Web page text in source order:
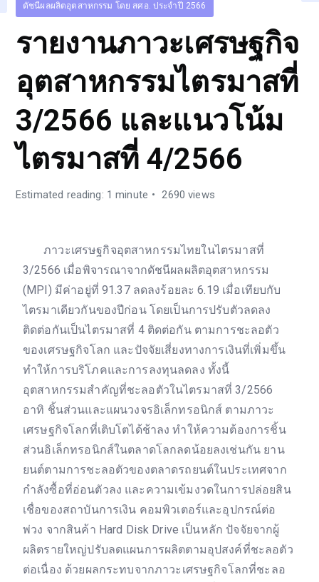
ดัชนีผลผลิตอุตสาหกรรม โดย สศอ. ประจำปี 2566
รายงานภาวะเศรษฐกิจ
อุตสาหกรรมไตรมาสที่
3/2566 และแนวโน้ม
ไตรมาสที่ 4/2566
Estimated reading: 1 minute 2690 views
ภาวะเศรษฐกิจอุตสาหกรรมไทยในไตรมาสที่
3/2566 เมื่อพิจารณาจากดัชนีผลผลิตอุตสาหกรรม
(MPI) มีค่าอยู่ที่ 91.37 ลดลงร้อยละ 6.19 เมื่อเทียบกับ
ไตรมาเดียวกันของปีก่อน โดยเป็นการปรับตัวลดลง
ติดต่อกันเป็นไตรมาสที่ 4 ติดต่อกัน ตามการชะลอตัว
ของเศรษฐกิจโลก และปัจจัยเสี่ยงทางการเงินที่เพิ่มขึ้น
ทำให้การบริโภคและการลงทุนลดลง ทั้งนี้
อุตสาหกรรมสำคัญที่ชะลอตัวในไตรมาสที่ 3/2566
อาทิ ชิ้นส่วนและแผนวงจรอิเล็กทรอนิกส์ ตามภาวะ
เศรษฐกิจโลกที่เติบโตได้ช้าลง ทำให้ความต้องการชิ้น
ส่วนอิเล็กทรอนิกส์ในตลาดโลกลดน้อยลงเช่นกัน ยาน
ยนต์ตามการชะลอตัวของตลาดรถยนต์ในประเทศจาก
กำลังซื้อที่อ่อนตัวลง และความเข้มงวดในการปล่อยสิน
เชื่อของสถาบันการเงิน คอมพิวเตอร์และอุปกรณ์ต่อ
พ่วง จากสินค้า Hard Disk Drive เป็นหลัก ปัจจัยจากผู้
ผลิตรายใหญ่ปรับลดแผนการผลิตตามอุปสงค์ที่ชะลอตัว
ต่อเนื่อง ด้วยผลกระทบจากภาวะเศรษฐกิจโลกที่ชะลอ